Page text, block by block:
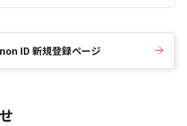
ID 新規登録ページ